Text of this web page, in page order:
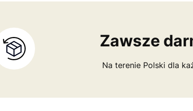
Zawsze
Na terenie Polski dla